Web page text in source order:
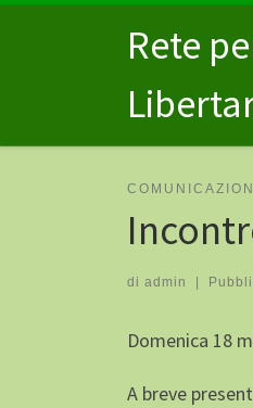
Passa al contenutoRete
di admin |
Domenica 18
A breve